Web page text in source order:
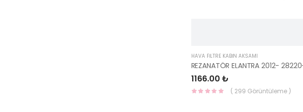
HAVA FİLTRE KABİN AKSAMI
1166.00 ₺
( 299 Görüntüleme )